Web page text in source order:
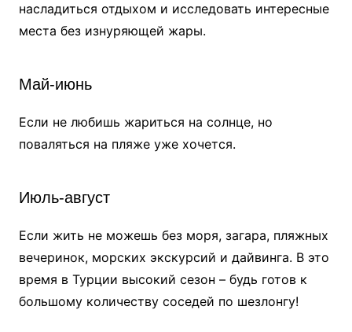
насладиться отдыхом и исследовать интересные
места без изнуряющей жары.
Май-июнь
Если не любишь жариться на солнце, но
поваляться на пляже уже хочется.
Июль-август
Если жить не можешь без моря, загара, пляжных
вечеринок, морских экскурсий и дайвинга. В это
время в Турции высокий сезон – будь готов к
большому количеству соседей по шезлонгу!